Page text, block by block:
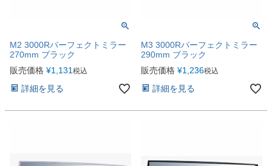
M2 3000Rパーフェクトミラー
270mm ブラック
販売価格 ¥1,131 税込
詳細を見る
M3 3000Rパーフェクトミラー
290mm ブラック
販売価格 ¥1,236税込
詳細を見る